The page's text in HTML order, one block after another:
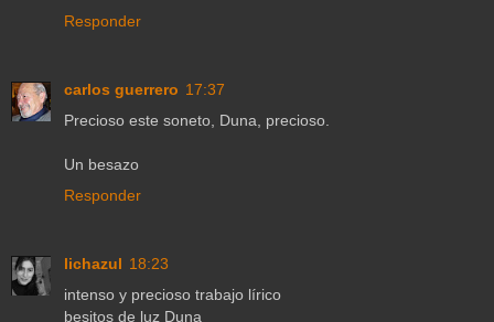
Responder
carlos guerrero 17:37
Precioso este soneto, Duna, precioso.
Un besazo
Responder
lichazul 18:23
intenso y precioso trabajo lírico
besitos de luz Duna